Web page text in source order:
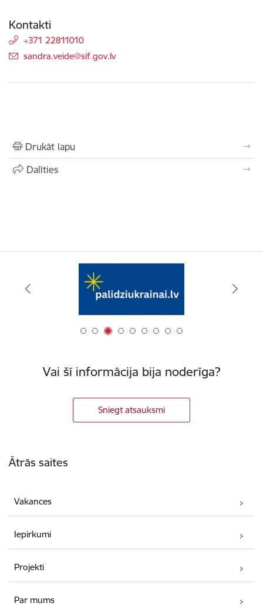
Kontakti
+371 22811010
E-pasts:
sandra.veide@sif.gov.lv
Drukāt lapu
Dalīties
Vai šī informācija bija noderīga?
Sniegt atsauksmi
Ātrās saites
Vakances
Iepirkumi
Projekti
Par mums